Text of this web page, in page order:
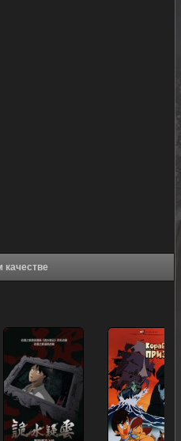
в хорошем качестве